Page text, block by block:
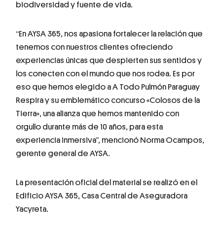
biodiversidad y fuente de vida.
“En AYSA 365, nos apasiona fortalecer la relación que
tenemos con nuestros clientes ofreciendo
experiencias únicas que despierten sus sentidos y
los conecten con el mundo que nos rodea. Es por
eso que hemos elegido a A Todo Pulmón Paraguay
Respira y su emblemático concurso «Colosos de la
Tierra», una alianza que hemos mantenido con
orgullo durante más de 10 años, para esta
experiencia inmersiva”, mencionó Norma Ocampos,
gerente general de AYSA.
La presentación oficial del material se realizó en el
Edificio AYSA 365, Casa Central de Aseguradora
Yacyreta.